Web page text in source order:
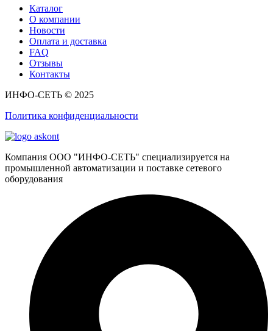
Каталог
О компании
Новости
Оплата и доставка
FAQ
Отзывы
Контакты
ИНФО-СЕТЬ © 2025
Политика конфиденциальности
Компания ООО "ИНФО-СЕТЬ" специализируется на
промышленной автоматизации и поставке сетевого
оборудования